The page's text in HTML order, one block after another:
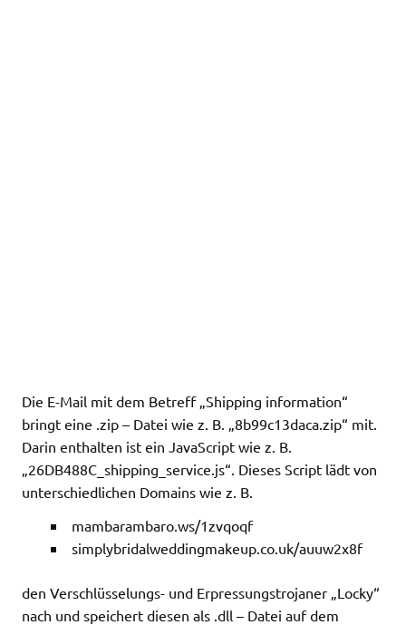
Die E-Mail mit dem Betreff „Shipping information“
bringt eine .zip – Datei wie z. B. „8b99c13daca.zip“ mit.
Darin enthalten ist ein JavaScript wie z. B.
„26DB488C_shipping_service.js“. Dieses Script lädt von
unterschiedlichen Domains wie z. B.
mambarambaro.ws/1zvqoqf
simplybridalweddingmakeup.co.uk/auuw2x8f
den Verschlüsselungs- und Erpressungstrojaner „Locky“
nach und speichert diesen als .dll – Datei auf dem